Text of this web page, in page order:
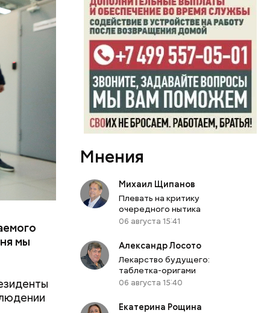
мы
при
сама
Мнения
Михаил Щипанов
Плевать на критику
очередного нытика
06 августа 15:41
Александр Лосото
Лекарство будущего:
таблетка-оригами
06 августа 15:40
Екатерина Рощина